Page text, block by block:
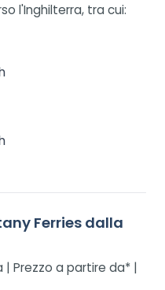
l'Inghilterra, tra cui:
Ferries dalla
| Prezzo a partire da* |